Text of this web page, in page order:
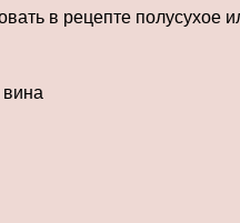
в рецепте
вина